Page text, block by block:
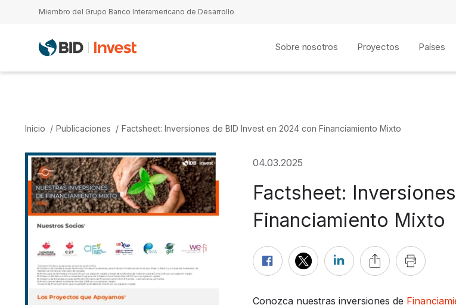
Pasar al contenido principal
Miembro del Grupo Banco Interamericano de Desarrollo
Sobre nosotros Proyectos Países
Inicio Publicaciones Factsheet: Inversiones de BID Invest en 2024 con Financiamiento Mixto
04.03.2025
Factsheet:
Financiamiento Mixto
Conozca nuestras inversiones de